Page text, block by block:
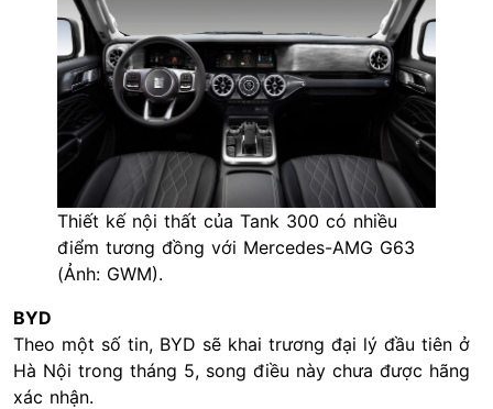
Thiết kế nội thất của Tank 300 có nhiều
điểm tương đồng với Mercedes-AMG G63
(Ảnh: GWM).
BYD
Theo một số tin, BYD sẽ khai trương đại lý đầu tiên ở
Hà Nội trong tháng 5, song điều này chưa được hãng
xác nhận.